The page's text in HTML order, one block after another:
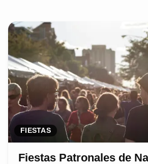
FIESTAS
Fiestas Patronales de